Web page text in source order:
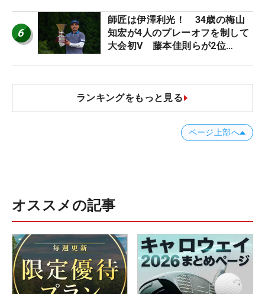
6
師匠は伊澤利光！ 34歳の梅山
知宏が4人のプレーオフを制して
大会初V 藤本佳則らが2位
ランキングをもっと見る
ページ上部へ
オススメの記事